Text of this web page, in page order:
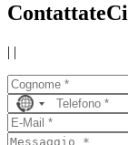
ContattateCi
| |
No
country
selected